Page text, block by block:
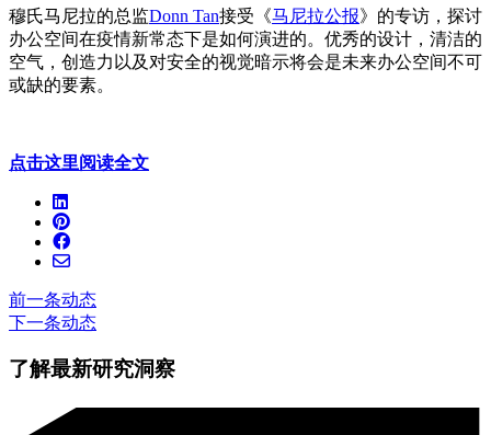
穆氏马尼拉的总监Donn Tan接受《马尼拉公报》的专访，探讨
办公空间在疫情新常态下是如何演进的。优秀的设计，清洁的
空气，创造力以及对安全的视觉暗示将会是未来办公空间不可
或缺的要素。
点击这里阅读全文
前一条动态
下一条动态
了解最新研究洞察